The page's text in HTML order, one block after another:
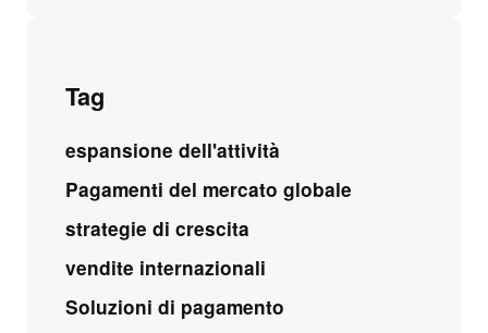
Tag
espansione dell'attività
Pagamenti del mercato globale
strategie di crescita
vendite internazionali
Soluzioni di pagamento